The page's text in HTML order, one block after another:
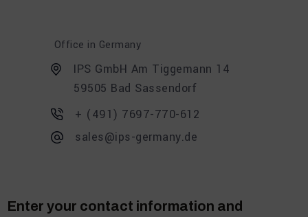
Office in Germany
IPS GmbH Am Tiggemann 14
59505 Bad Sassendorf
+ (491) 7697-770-612
sales@ips-germany.de
Enter your contact information and